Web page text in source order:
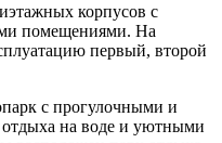
корпусов с
помещениями. На
первый, второй
с прогулочными и
на воде и уютными